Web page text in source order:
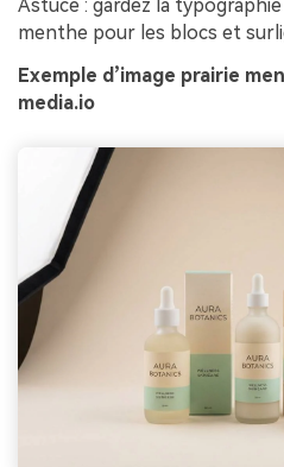
Astuce : gardez la
menthe pour les blocs et
Exemple d’image prairie
media.io